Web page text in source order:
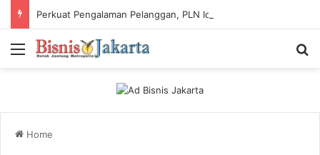
Menu
Home